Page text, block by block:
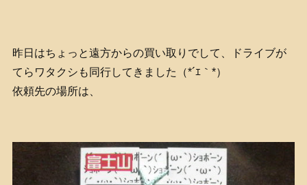
昨日はちょっと遠方からの買い取りでして、ドライブが
てらワタクシも同行してきました（*´ｴ｀*）
依頼先の場所は、